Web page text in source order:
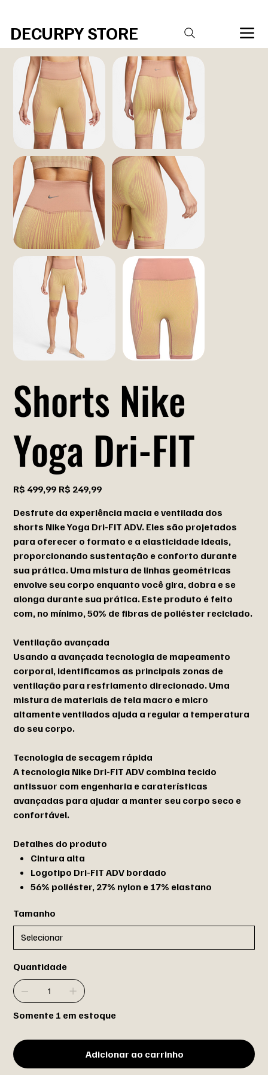
DECURPY STORE
Shorts Nike
Yoga Dri-FIT
Preço
original
R$ 499,99
Preço
promocional
R$ 249,99
Desfrute da experiência macia e ventilada dos
shorts Nike Yoga Dri-FIT ADV. Eles são projetados
para oferecer o formato e a elasticidade ideais,
proporcionando sustentação e conforto durante
sua prática. Uma mistura de linhas geométricas
envolve seu corpo enquanto você gira, dobra e se
alonga durante sua prática. Este produto é feito
com, no mínimo, 50% de fibras de poliéster reciclado.
Ventilação avançada
Usando a avançada tecnologia de mapeamento
corporal, identificamos as principais zonas de
ventilação para resfriamento direcionado. Uma
mistura de materiais de tela macro e micro
altamente ventilados ajuda a regular a temperatura
do seu corpo.
Tecnologia de secagem rápida
A tecnologia Nike Dri-FIT ADV combina tecido
antissuor com engenharia e caraterísticas
avançadas para ajudar a manter seu corpo seco e
confortável.
Detalhes do produto
Cintura alta
Logotipo Dri-FIT ADV bordado
56% poliéster, 27% nylon e 17% elastano
Tamanho
Quantidade
Somente 1 em estoque
Adicionar ao carrinho